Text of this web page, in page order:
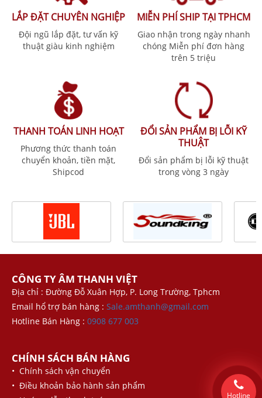
LẮP ĐẶT CHUYÊN NGHIỆP
Đội ngũ lắp đặt, tư vấn kỹ
thuật giàu kinh nghiệm
MIỄN PHÍ SHIP TẠI TPHCM
Giao nhận trong ngày nhanh
chóng Miễn phí đơn hàng
trên 5 triệu
THANH TOÁN LINH HOẠT
Phương thức thanh toán
chuyển khoản, tiền mặt,
Shipcod
ĐỔI SẢN PHẨM BỊ LỖI KỸ
THUẬT
Đổi sản phẩm bị lỗi kỹ thuật
trong vòng 3 ngày
CÔNG TY ÂM THANH VIỆT
Địa chỉ : Đường Đỗ Xuân Hợp, P. Long Trường, Tphcm
Email hổ trợ bán hàng : Sale.amthanh@gmail.com
Hotline Bán Hàng : 0908 677 003
CHÍNH SÁCH BÁN HÀNG
• Chính sách vận chuyển
• Điều khoản bảo hành sản phẩm
Hotline